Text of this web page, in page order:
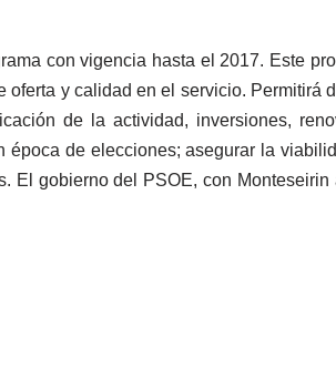
con vigencia hasta el 2017. Este
y calidad en el servicio. Permitirá
de la actividad, inversiones,
de elecciones; asegurar la
El gobierno del PSOE, con